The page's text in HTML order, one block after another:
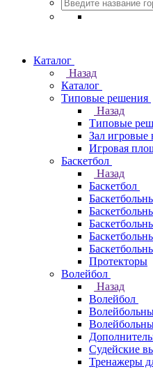
Каталог
Назад
Каталог
Типовые решения
Назад
Типовые
Зал игровые
Игровая
Баскетбол
Назад
Баскетбол
Протекторы
Волейбол
Назад
Волейбол
Судейские
Тренажеры